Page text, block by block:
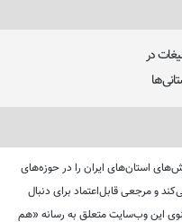
در
اخبار و گزارش‌های استان‌های ایران را در حوزه‌های
و مرجعی قابل‌اعتماد برای دنبال
این وب‌سایت متعلق به رسانه «هم